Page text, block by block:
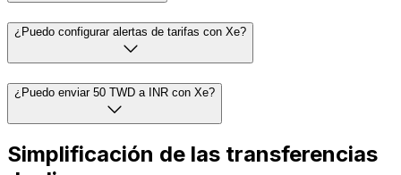
¿Puedo configurar alertas de tarifas con Xe?
¿Puedo enviar 50 TWD a INR con Xe?
Simplificación de las transferencias